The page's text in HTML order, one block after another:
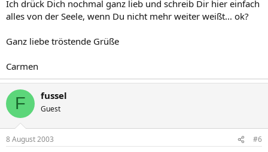
Ich drück Dich nochmal ganz lieb und schreib Dir hier einfach
alles von der Seele, wenn Du nicht mehr weiter weißt... ok?
Ganz liebe tröstende Grüße
Carmen
F fussel
Guest
8 August 2003 #6